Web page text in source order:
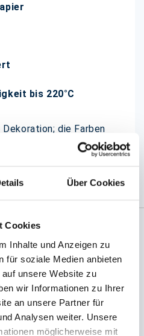
Über Cookies
Cookies
Inhalte und Anzeigen zu
für soziale Medien anbieten
unsere Website zu
wir Informationen zu Ihrer
an unsere Partner für
Analysen weiter. Unsere
möglicherweise mit
bis 220°C
die Farben
anders erscheinen als
der GPSR
packpack.de GmbH, Am
Jever, info@packpack.de
Artikeln